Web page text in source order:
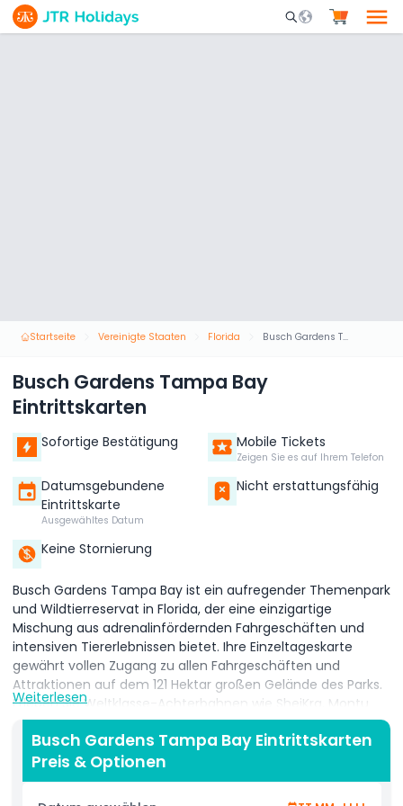
Mobile Search
Startseite Vereinigte Staaten Florida Busch Gardens Tampa Bay Eintrittskarten
Busch Gardens Tampa Bay
Eintrittskarten
Sofortige Bestätigung Mobile Tickets
Zeigen Sie es auf Ihrem Telefon
Datumsgebundene
Eintrittskarte
Ausgewähltes Datum
Nicht erstattungsfähig
Keine Stornierung
Busch Gardens Tampa Bay ist ein aufregender Themenpark
und Wildtierreservat in Florida, der eine einzigartige
Mischung aus adrenalinfördernden Fahrgeschäften und
intensiven Tiererlebnissen bietet. Ihre Einzeltageskarte
gewährt vollen Zugang zu allen Fahrgeschäften und
Attraktionen auf dem 121 Hektar großen Gelände des Parks.
Erleben Sie Weltklasse-Achterbahnen wie SheiKra, Montu
und Cheetah Hunt, die intensive Abstürze und hohe
Geschwindigkeiten bieten, welche Abenteuerlustige
begeistern. Neben den Fahrgeschäften können Sie
Lebensräume mit über 200 Tierarten erkunden, darunter
Löwen, Elefanten, Gorillas und Tiger, alle in naturnahen
Weiterlesen
Busch Gardens Tampa Bay Eintrittskarten
Preis & Optionen